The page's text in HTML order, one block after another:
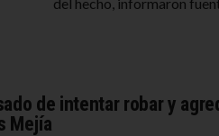
de intentar robar y
Mejía